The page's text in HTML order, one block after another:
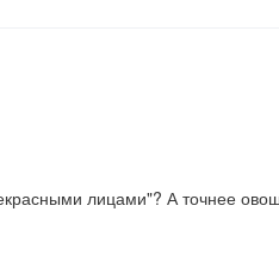
лицами"? А точнее